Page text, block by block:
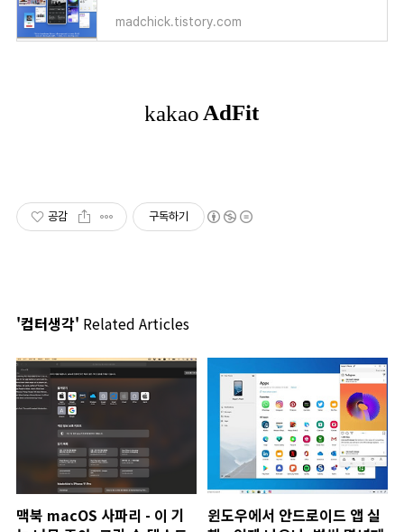
madchick.tistory.com
공감 구독하기
'컴터생각' Related Articles
맥북 macOS 사파리 - 이 기
윈도우에서 안드로이드 앱 실